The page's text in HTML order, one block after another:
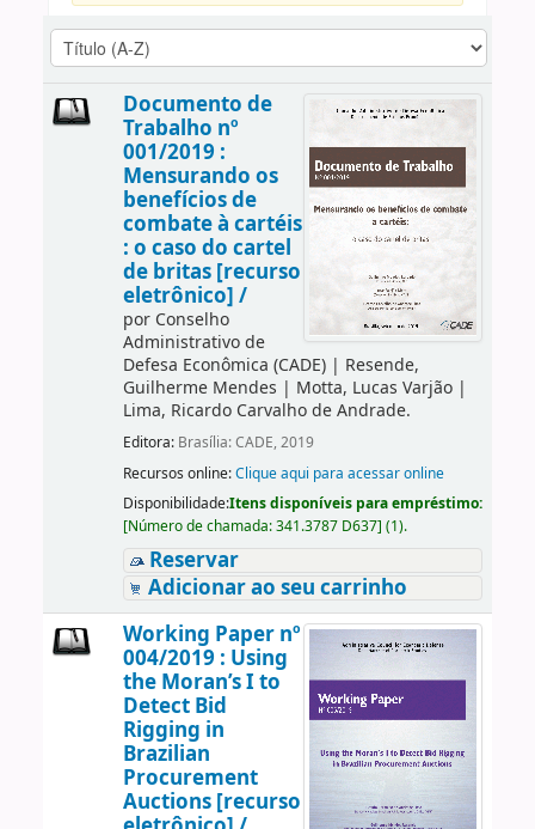
Documento de
Trabalho nº
001/2019 :
Mensurando os
benefícios de
combate à cartéis
: o caso do cartel
de britas [recurso
eletrônico] /
por Conselho
Administrativo de
Defesa Econômica (CADE)| Resende,
Guilherme Mendes | Motta, Lucas Varjão|
Lima, Ricardo Carvalho de Andrade.
Editora: Brasília: CADE, 2019
Recursos online:Clique aqui para acessar online
Disponibilidade:Itens disponíveis para empréstimo:
[Número de chamada:341.3787 D637] (1).
Reservar
Adicionar ao seu carrinho
Working Paper nº
004/2019 : Using
the Moran’s I to
Detect Bid
Rigging in
Brazilian
Procurement
Auctions [recurso